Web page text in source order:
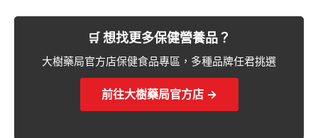
🛒 想找更多保健營養品？
大樹藥局官方店保健食品專區，多種品牌任君挑選
前往大樹藥局官方店 →